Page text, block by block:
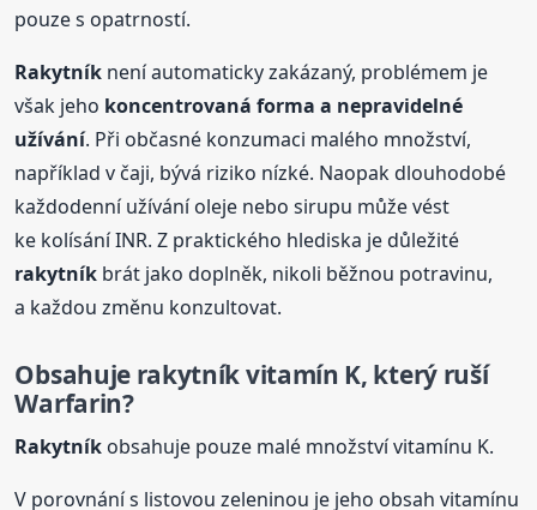
pouze s opatrností.
Rakytník není automaticky zakázaný, problémem je
však jeho koncentrovaná forma a nepravidelné
užívání. Při občasné konzumaci malého množství,
například v čaji, bývá riziko nízké. Naopak dlouhodobé
každodenní užívání oleje nebo sirupu může vést
ke kolísání INR. Z praktického hlediska je důležité
rakytník brát jako doplněk, nikoli běžnou potravinu,
a každou změnu konzultovat.
Obsahuje rakytníkvitamín K, který ruší
Warfarin?
Rakytník obsahuje pouze malé množství vitamínu K.
V porovnání s listovou zeleninou je jeho obsah vitamínu